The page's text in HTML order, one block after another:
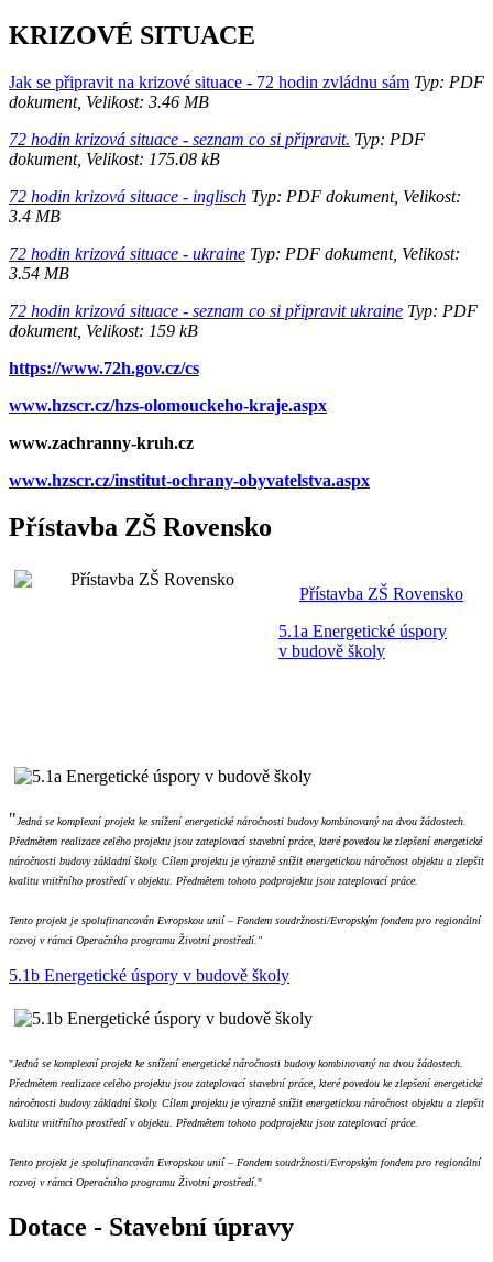
KRIZOVÉ SITUACE
Jak se připravit na krizové situace - 72 hodin zvládnu sám Typ: PDF
dokument, Velikost: 3.46 MB
72 hodin krizová situace - seznam co si připravit. Typ: PDF
dokument, Velikost: 175.08 kB
72 hodin krizová situace - inglisch Typ: PDF dokument, Velikost:
3.4 MB
72 hodin krizová situace - ukraine Typ: PDF dokument, Velikost:
3.54 MB
72 hodin krizová situace - seznam co si připravit ukraine Typ: PDF
dokument, Velikost: 159 kB
https://www.72h.gov.cz/cs
www.hzscr.cz/hzs-olomouckeho-kraje.aspx
www.zachranny-kruh.cz
www.hzscr.cz/institut-ochrany-obyvatelstva.aspx
Přístavba ZŠ Rovensko
Přístavba ZŠ Rovensko
5.1a Energetické úspory
v budově školy
" Jedná se komplexní projekt ke snížení energetické náročnosti budovy kombinovaný na dvou žádostech.
Předmětem realizace celého projektu jsou zateplovací stavební práce, které povedou ke zlepšení energetické
náročnosti budovy základní školy. Cílem projektu je výrazně snížit energetickou náročnost objektu a zlepšit
kvalitu vnitřního prostředí v objektu. Předmětem tohoto podprojektu jsou zateplovací práce.
Tento projekt je spolufinancován Evropskou unií – Fondem soudržnosti/Evropským fondem pro regionální
rozvoj v rámci Operačního programu Životní prostředí."
5.1b Energetické úspory v budově školy
"Jedná se komplexní projekt ke snížení energetické náročnosti budovy kombinovaný na dvou žádostech.
Předmětem realizace celého projektu jsou zateplovací stavební práce, které povedou ke zlepšení energetické
náročnosti budovy základní školy. Cílem projektu je výrazně snížit energetickou náročnost objektu a zlepšit
kvalitu vnitřního prostředí v objektu. Předmětem tohoto podprojektu jsou zateplovací práce.
Tento projekt je spolufinancován Evropskou unií – Fondem soudržnosti/Evropským fondem pro regionální
rozvoj v rámci Operačního programu Životní prostředí."
Dotace - Stavební úpravy